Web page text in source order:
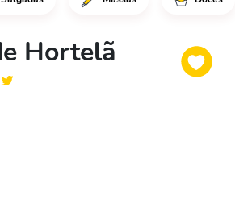
Hortelã
comece colocando